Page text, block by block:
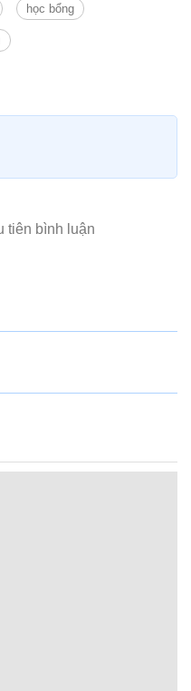
học bổng